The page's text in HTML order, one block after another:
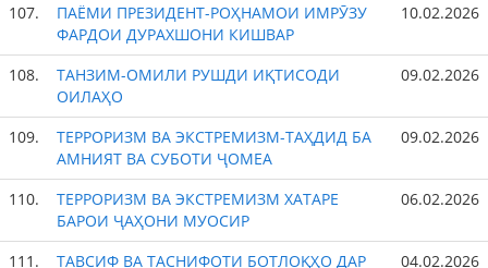
107.
ПАЁМИ ПРЕЗИДЕНТ-РОҲНАМОИ ИМРӮЗУ
ФАРДОИ ДУРАХШОНИ КИШВАР
10.02.2026
108.
ТАНЗИМ-ОМИЛИ РУШДИ ИҚТИСОДИ
ОИЛАҲО
09.02.2026
109.
ТЕРРОРИЗМ ВА ЭКСТРЕМИЗМ-ТАҲДИД БА
АМНИЯТ ВА СУБОТИ ҶОМЕА
09.02.2026
110.
ТЕРРОРИЗМ ВА ЭКСТРЕМИЗМ ХАТАРЕ
БАРОИ ҶАҲОНИ МУОСИР
06.02.2026
111.
ТАВСИФ ВА ТАСНИФОТИ БОТЛОҚҲО ДАР
04.02.2026